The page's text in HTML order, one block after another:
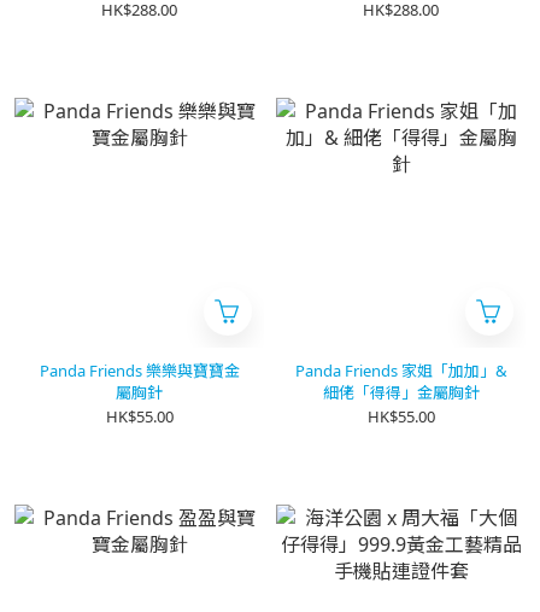
HK$288.00
HK$288.00
Panda Friends 樂樂與寶寶金
屬胸針
HK$55.00
Panda Friends 家姐「加加」&
細佬「得得」金屬胸針
HK$55.00